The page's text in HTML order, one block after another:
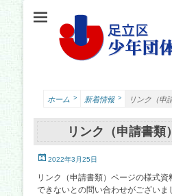
足立少年団体連合協議会（少連協）
区の子どもたちの健やか
ホーム > 新着情報 > リンク（申
リンク（申請書類
投
日
2022年3月25日
リンク（申請書類）ページの様式
できないとの問い合わせがございま